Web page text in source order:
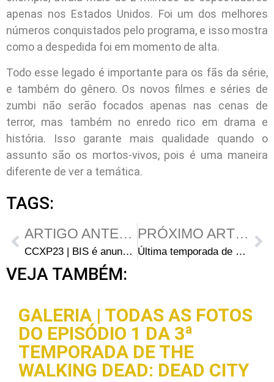
apenas nos Estados Unidos. Foi um dos melhores
números conquistados pelo programa, e isso mostra
como a despedida foi em momento de alta.
Todo esse legado é importante para os fãs da série,
e também do gênero. Os novos filmes e séries de
zumbi não serão focados apenas nas cenas de
terror, mas também no enredo rico em drama e
história. Isso garante mais qualidade quando o
assunto são os mortos-vivos, pois é uma maneira
diferente de ver a temática.
TAGS:
ARTIGO ANTERIOR
CCXP23 | BIS é anunciada como marca patrocinadora do evento
PRÓXIMO ARTIGO
Última temporada de The Walking Dead chega ao Netflix Brasil neste mês
VEJA TAMBÉM:
GALERIA | TODAS AS FOTOS
DO EPISÓDIO 1 DA 3ª
TEMPORADA DE THE
WALKING DEAD: DEAD CITY